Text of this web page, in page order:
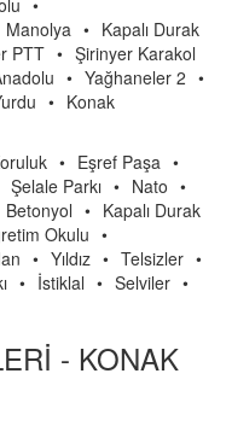
•
Manolya • Kapalı Durak
PTT • Şirinyer Karakol
• Yağhaneler 2 •
• Konak
• Eşref Paşa •
Şelale Parkı • Nato •
Betonyol • Kapalı Durak
Okulu •
• Yıldız • Telsizler •
• İstiklal • Selviler •
- KONAK